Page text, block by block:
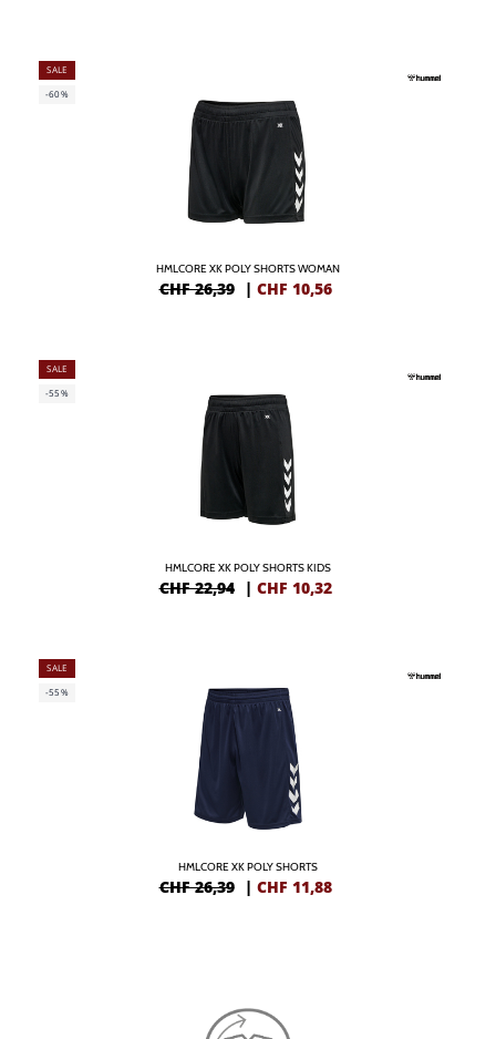
SALE
-60%
HMLCORE XK POLY SHORTS WOMAN
CHF 26,39 | CHF 10,56
SALE
-55%
HMLCORE XK POLY SHORTS KIDS
CHF 22,94 | CHF 10,32
SALE
-55%
HMLCORE XK POLY SHORTS
CHF 26,39 | CHF 11,88